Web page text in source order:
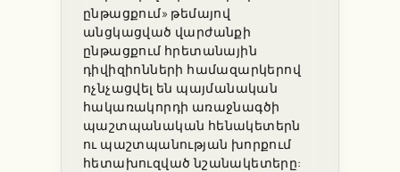
ընթացքում» թեմայով
անցկացված վարժանքի
ընթացքում հրետանային
դիվիզիոնների համազարկերով
ոչնչացվել են պայմանական
հակառակորդի առաջնագծի
պաշտպանական հենակետերն
ու պաշտպանության խորքում
հետախուզված նշանակետերը: